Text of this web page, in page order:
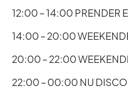
12:00 – 14:00 PRENDER
14:00 – 20:00
20:00 – 22:00
22:00 – 00:00 NU DISCO